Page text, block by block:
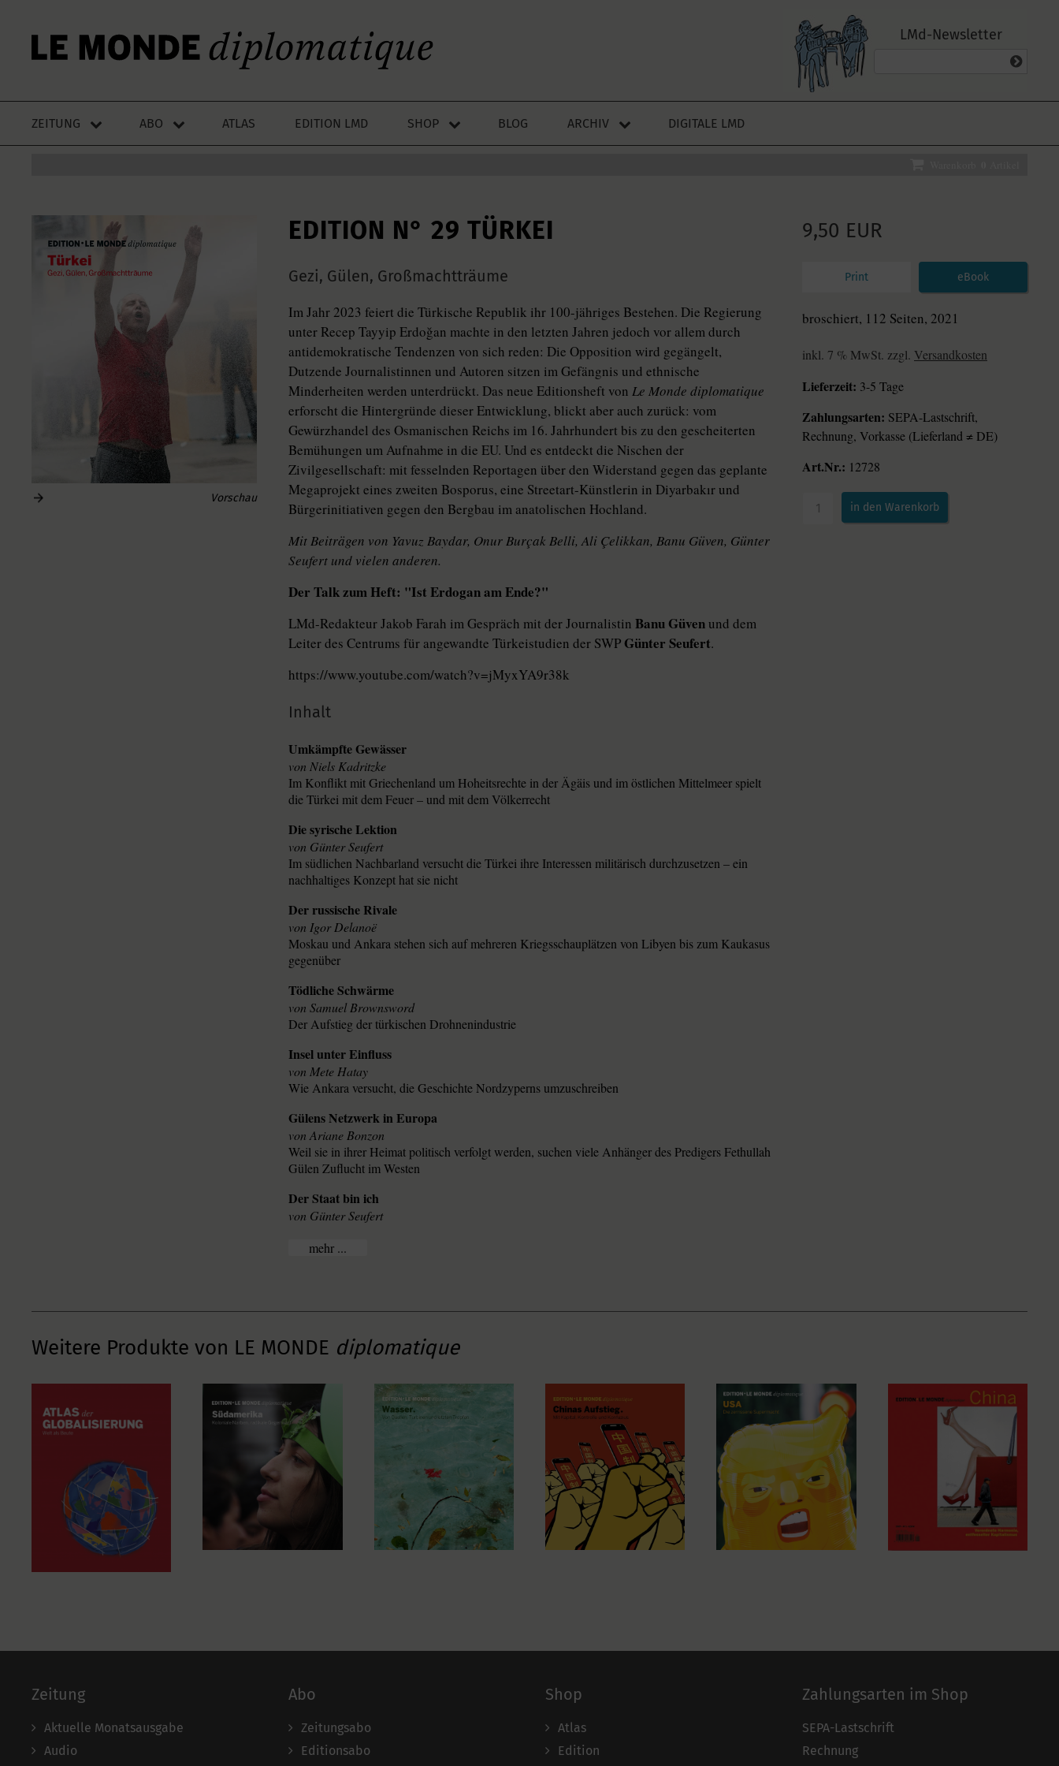
LMd-Newsletter
ZEITUNG ABO ATLAS EDITION LMD SHOP BLOG ARCHIV DIGITALE LMD
Vorschau
EDITION N° 29 TÜRKEI
Gezi, Gülen, Großmachtträume
Im Jahr 2023 feiert die Türkische Republik ihr 100-jähriges Bestehen. Die Regierung
unter Recep Tayyip Erdoğan machte in den letzten Jahren jedoch vor allem durch
antidemokratische Tendenzen von sich reden: Die Opposition wird gegängelt,
Dutzende Journalistinnen und Autoren sitzen im Gefängnis und ethnische
Minderheiten werden unterdrückt. Das neue Editionsheft von Le Monde diplomatique
erforscht die Hintergründe dieser Entwicklung, blickt aber auch zurück: vom
Gewürzhandel des Osmanischen Reichs im 16. Jahrhundert bis zu den gescheiterten
Bemühungen um Aufnahme in die EU. Und es entdeckt die Nischen der
Zivilgesellschaft: mit fesselnden Reportagen über den Widerstand gegen das geplante
Megaprojekt eines zweiten Bosporus, eine Streetart-Künstlerin in Diyarbakır und
Bürgerinitiativen gegen den Bergbau im anatolischen Hochland.
Mit Beiträgen von Yavuz Baydar, Onur Burçak Belli, Ali Çelikkan, Banu Güven, Günter
Seufert und vielen anderen.
Der Talk zum Heft: "Ist Erdogan am Ende?"
LMd-Redakteur Jakob Farah im Gespräch mit der Journalistin Banu Güven und dem
Leiter des Centrums für angewandte Türkeistudien der SWP Günter Seufert.
https://www.youtube.com/watch?v=jMyxYA9r38k
Inhalt
Umkämpfte Gewässer
Niels Kadritzke
Im Konflikt mit Griechenland um Hoheitsrechte in der Ägäis und im östlichen Mittelmeer spielt
die Türkei mit dem Feuer – und mit dem Völkerrecht
Die syrische Lektion
Günter Seufert
Im südlichen Nachbarland versucht die Türkei ihre Interessen militärisch durchzusetzen – ein
nachhaltiges Konzept hat sie nicht
Der russische Rivale
Igor Delanoë
Moskau und Ankara stehen sich auf mehreren Kriegsschauplätzen von Libyen bis zum Kaukasus
gegenüber
Tödliche Schwärme
Samuel Brownsword
Der Aufstieg der türkischen Drohnenindustrie
Insel unter Einfluss
Mete Hatay
Wie Ankara versucht, die Geschichte Nordzyperns umzuschreiben
Gülens Netzwerk in Europa
Ariane Bonzon
Weil sie in ihrer Heimat politisch verfolgt werden, suchen viele Anhänger des Predigers Fethullah
Gülen Zuflucht im Westen
Der Staat bin ich
Günter Seufert
...
9,50 EUR
Print eBook
broschiert, 112 Seiten, 2021
inkl. 7 % MwSt. zzgl. Versandkosten
Lieferzeit: 3-5 Tage
Zahlungsarten: SEPA-Lastschrift,
Rechnung, Vorkasse (Lieferland ≠ DE)
Art.Nr.: 12728
in den Warenkorb
Weitere Produkte von LE MONDE diplomatique
Zeitung
Aktuelle Monatsausgabe
Audio
Abo
Zeitungsabo
Editionsabo
Shop
Atlas
Edition
Zahlungsarten im Shop
SEPA-Lastschrift
Rechnung